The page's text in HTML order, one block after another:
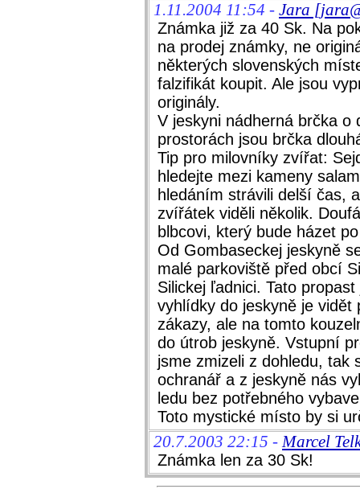
1.11.2004 11:54 - Jara
Známka již za 40 Sk. Na
na prodej známky, ne
některých slovenských
falzifikát koupit. Ale jsou
originály.
V jeskyni nádherná brčka o
prostorách jsou brčka
Tip pro milovníky zvířat:
hledejte mezi kameny
hledáním strávili delší čas,
zvířátek viděli několik.
blbcovi, který bude házet
Od Gombaseckej jeskyně
malé parkoviště před obcí
Silickej ľadnici. Tato
vyhlídky do jeskyně je vidět
zákazy, ale na tomto
do útrob jeskyně. Vstupní
jsme zmizeli z dohledu, tak
ochranář a z jeskyně nás
ledu bez potřebného
Toto mystické místo by si
20.7.2003 22:15 - Marcel
Známka len za 30 Sk!